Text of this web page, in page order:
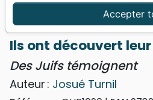
Ils ont découvert leur
Ils ont découvert leur
Des Juifs témoignent
Auteur : Josué Turnil
Accepter